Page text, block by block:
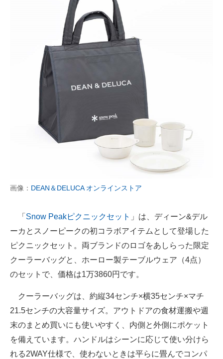
ちょっと気になるネットの話題
画像： DEAN＆DELUCA オンラインストア
「 Snow Peakピクニックセット 」は、ディーン&デル
ーカとスノーピークの初コラボアイテムとして登場した
ピクニックセット。両ブランドのロゴをあしらった限定
クーラーバッグと、ホーロー製テーブルウェア（4点）
のセットで、価格は1万3860円です。
クーラーバッグは、約縦34センチ×横35センチ×マチ
21.5センチの大容量サイズ。アウトドアの食材運搬や週
末のまとめ買いにも使いやすく、内側と外側にポケット
を備えています。ハンドルはシーンに応じて使い分けら
れる2WAY仕様で、使わないときは平らに畳んでコンパ